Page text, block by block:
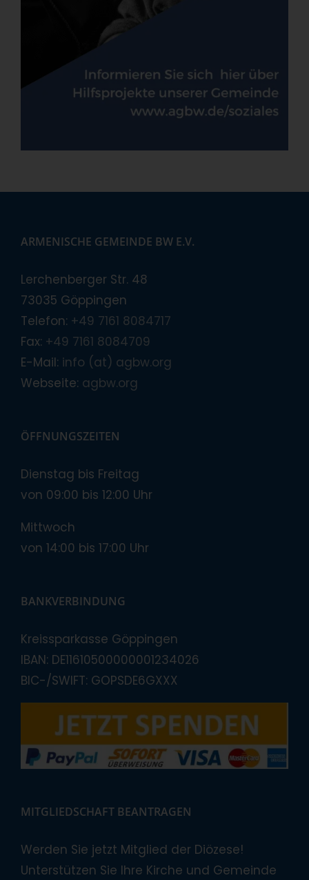
ARMENISCHE GEMEINDE BW E.V.
Lerchenberger Str. 48
73035 Göppingen
Telefon: +49 7161 8084717
Fax: +49 7161 8084709
E-Mail: info (at) agbw.org
Webseite: agbw.org
ÖFFNUNGSZEITEN
Dienstag bis Freitag
von 09:00 bis 12:00 Uhr
Mittwoch
von 14:00 bis 17:00 Uhr
BANKVERBINDUNG
Kreissparkasse Göppingen
IBAN: DE11610500000001234026
BIC-/SWIFT: GOPSDE6GXXX
MITGLIEDSCHAFT BEANTRAGEN
Werden Sie jetzt Mitglied der Diözese!
Unterstützen Sie Ihre Kirche und Gemeinde